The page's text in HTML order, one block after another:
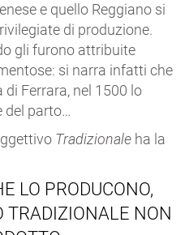
e quello Reggiano si
di produzione.
gli furono attribuite
si narra infatti che
di Ferrara, nel 1500 lo
del parto…
Tradizionale ha la
LO PRODUCONO,
TRADIZIONALE NON